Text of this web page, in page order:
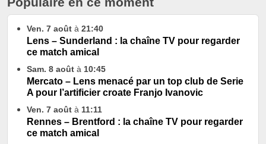
Ven. 7 août à 21:40
Lens – Sunderland : la chaîne TV pour regarder
ce match amical
Sam. 8 août à 10:45
Mercato – Lens menacé par un top club de Serie
A pour l’artificier croate Franjo Ivanovic
Ven. 7 août à 11:11
Rennes – Brentford : la chaîne TV pour regarder
ce match amical